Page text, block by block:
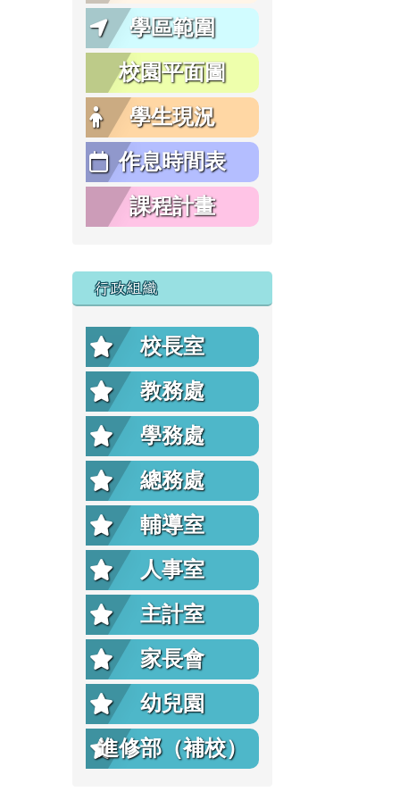
學區範圍
校園平面圖
學生現況
作息時間表
課程計畫
行政組織
校長室
教務處
學務處
總務處
輔導室
人事室
主計室
家長會
幼兒園
進修部（補校）